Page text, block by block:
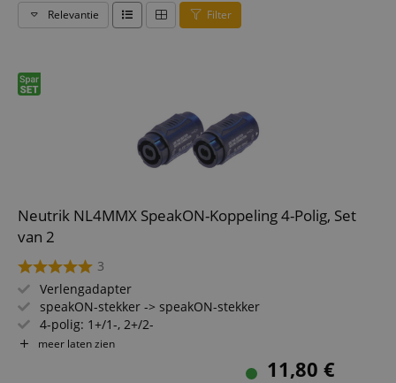
Relevantie Filter
Neutrik NL4MMX SpeakON-Koppeling 4-Polig, Set
van 2
3
Verlengadapter
speakON-stekker -> speakON-stekker
4-polig: 1+/1-, 2+/2-
"Quick Lock" vergrendeling
meer laten zien
11,80 €